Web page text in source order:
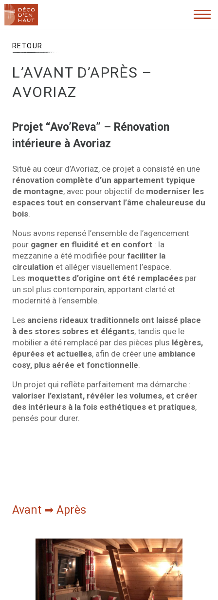
RETOUR À L'ACCUEIL
L’AVANT D’APRÈS –
AVORIAZ
Projet “Avo’Reva” – Rénovation
intérieure à Avoriaz
Situé au cœur d’Avoriaz, ce projet a consisté en une
rénovation complète d’un appartement typique
de montagne, avec pour objectif de moderniser les
espaces tout en conservant l’âme chaleureuse du
bois.
Nous avons repensé l’ensemble de l’agencement
pour gagner en fluidité et en confort : la
mezzanine a été modifiée pour faciliter la
circulation et alléger visuellement l’espace.
Les moquettes d’origine ont été remplacées par
un sol plus contemporain, apportant clarté et
modernité à l’ensemble.
Les anciens rideaux traditionnels ont laissé place
à des stores sobres et élégants, tandis que le
mobilier a été remplacé par des pièces plus légères,
épurées et actuelles, afin de créer une ambiance
cosy, plus aérée et fonctionnelle.
Un projet qui reflète parfaitement ma démarche :
valoriser l’existant, révéler les volumes, et créer
des intérieurs à la fois esthétiques et pratiques,
pensés pour durer.
Avant ➡ Après